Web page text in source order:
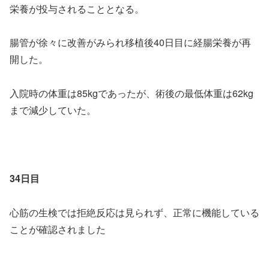
栄養が投与されることとなる。
腸管が徐々に改善がみられ移植後40日目に経腸栄養が再
開した。
入院時の体重は85kgであったが、術後の最低体重は62kg
まで減少していた。
34日目
心筋の生検では拒絶反応は見られず、正常に機能している
ことが確認されました